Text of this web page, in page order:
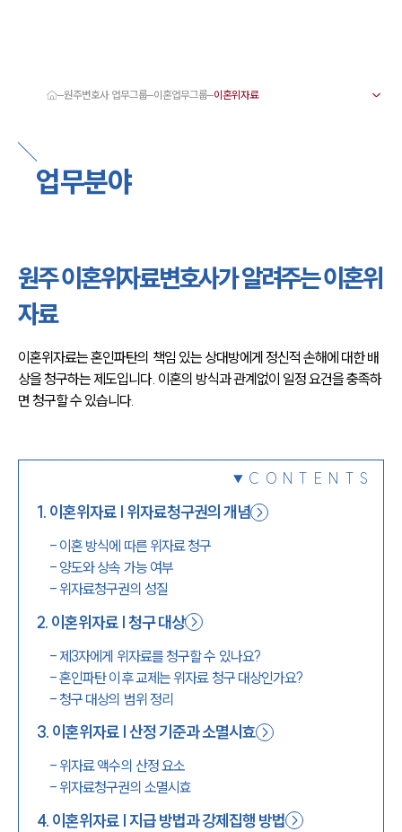
서울·춘천·원주변호사
원주형사전문변호사
원주이혼전문변호사
원주학교폭력변호사
원주변호사 주요 업무사례
원주 분사무소 오시는 길
원주변호사상담 상담접수
채용정보
원주변호사 업무그룹 이혼업무그룹
업무분야
원주 이혼위자료변호사가 알려주는 이혼위
자료
이혼위자료는 혼인파탄의 책임 있는 상대방에게 정신적 손해에 대한 배
상을 청구하는 제도입니다. 이혼의 방식과 관계없이 일정 요건을 충족하
면 청구할 수 있습니다.
CONTENTS
1. 이혼위자료 | 위자료청구권의 개념
- 이혼 방식에 따른 위자료 청구
- 양도와 상속 가능 여부
- 위자료청구권의 성질
2. 이혼위자료 | 청구 대상
- 제3자에게 위자료를 청구할 수 있나요?
-혼인파탄 이후 교제는 위자료 청구 대상인가요?
-청구 대상의 범위 정리
3. 이혼위자료 | 산정 기준과 소멸시효
- 위자료 액수의 산정 요소
- 위자료청구권의 소멸시효
4. 이혼위자료 | 지급 방법과 강제집행 방법